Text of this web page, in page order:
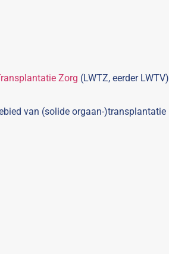
Zorg (LWTZ, eerder LWTV)
van (solide orgaan-)transplantatie